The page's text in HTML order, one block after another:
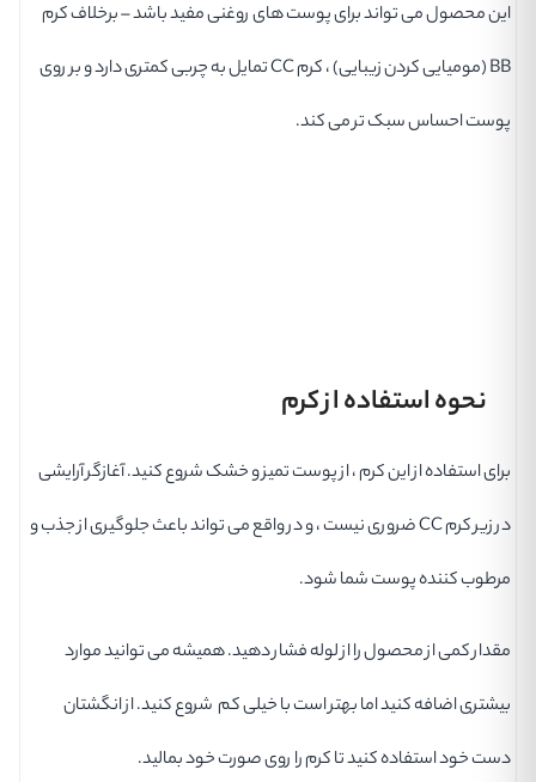
این محصول می تواند برای پوست های روغنی مفید باشد – برخلاف کرم
BB (مومیایی کردن زیبایی) ، کرم CC تمایل به چربی کمتری دارد و بر روی
پوست احساس سبک تر می کند.
نحوه استفاده از کرم
برای استفاده از این کرم ، از پوست تمیز و خشک شروع کنید. آغازگر آرایشی
در زیر کرم CC ضروری نیست ، و در واقع می تواند باعث جلوگیری از جذب و
مرطوب کننده پوست شما شود.
مقدار کمی از محصول را از لوله فشار دهید. همیشه می توانید موارد
بیشتری اضافه کنید اما بهتر است با خیلی کم شروع کنید. از انگشتان
دست خود استفاده کنید تا کرم را روی صورت خود بمالید.